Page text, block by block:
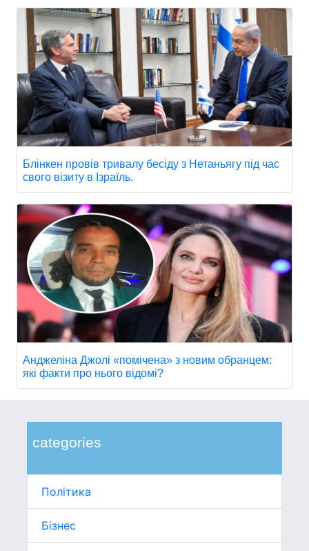
categories
Політика
Бізнес
Блінкен провів тривалу бесіду з Нетаньягу під час
свого візиту в Ізраїль.
Анджеліна Джолі «помічена» з новим обранцем:
які факти про нього відомі?